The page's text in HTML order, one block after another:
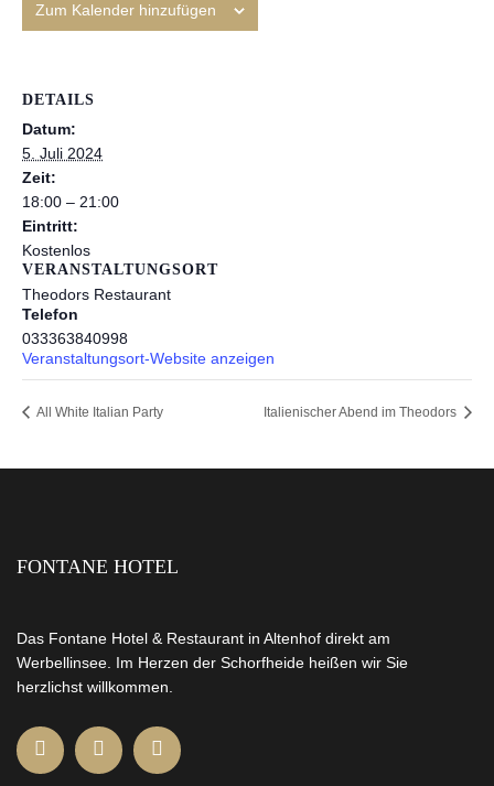
Zum Kalender hinzufügen
DETAILS
Datum:
5. Juli 2024
Zeit:
18:00 – 21:00
Eintritt:
Kostenlos
VERANSTALTUNGSORT
Theodors Restaurant
Telefon
033363840998
Veranstaltungsort-Website anzeigen
All White Italian Party Italienischer Abend im Theodors
FONTANE HOTEL
Das Fontane Hotel & Restaurant in Altenhof direkt am
Werbellinsee. Im Herzen der Schorfheide heißen wir Sie
herzlichst willkommen.